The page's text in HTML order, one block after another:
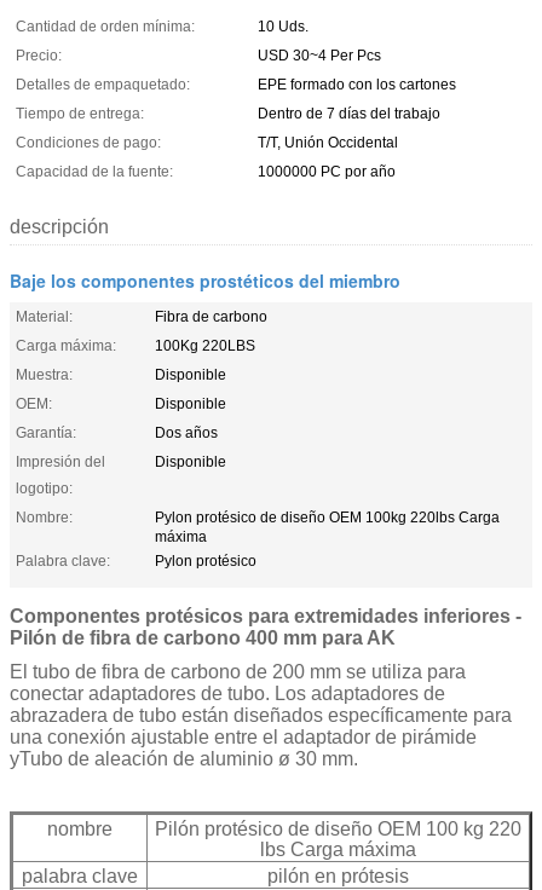
Cantidad de orden mínima:
10 Uds.
Precio:
USD 30~4 Per Pcs
Detalles de empaquetado:
EPE formado con los cartones
Tiempo de entrega:
Dentro de 7 días del trabajo
Condiciones de pago:
T/T, Unión Occidental
Capacidad de la fuente:
1000000 PC por año
descripción
Baje los componentes prostéticos del miembro
Material:
Fibra de carbono
Carga máxima:
100Kg 220LBS
Muestra:
Disponible
OEM:
Disponible
Garantía:
Dos años
Impresión del
logotipo:
Disponible
Nombre:
Pylon protésico de diseño OEM 100kg 220lbs Carga
máxima
Palabra clave:
Pylon protésico
Componentes protésicos para extremidades inferiores -
Pilón de fibra de carbono 400 mm para AK
El tubo de fibra de carbono de 200 mm se utiliza para
conectar adaptadores de tubo. Los adaptadores de
abrazadera de tubo están diseñados específicamente para
una conexión ajustable entre el adaptador de pirámide
yTubo de aleación de aluminio ø 30 mm.
nombre
Pilón protésico de diseño OEM 100 kg 220
lbs Carga máxima
palabra clave
pilón en prótesis